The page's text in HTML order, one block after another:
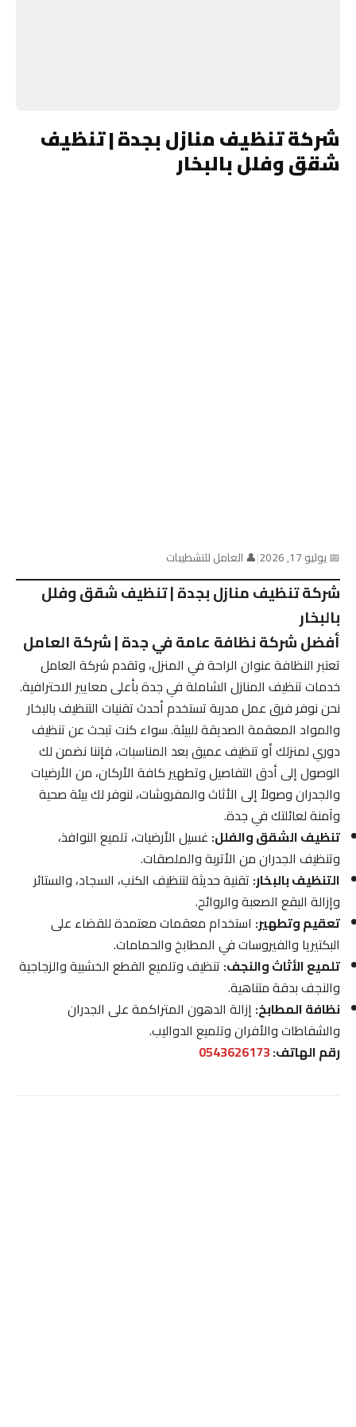
شركة تنظيف منازل بجدة | تنظيف
شقق وفلل بالبخار
📅 يوليو 17, 2026 |👤 العامل للتشطيبات
شركة تنظيف منازل بجدة | تنظيف شقق وفلل
بالبخار
أفضل شركة نظافة عامة في جدة | شركة العامل
تعتبر النظافة عنوان الراحة في المنزل، وتقدم شركة العامل
خدمات تنظيف المنازل الشاملة في جدة بأعلى معايير الاحترافية.
نحن نوفر فرق عمل مدربة تستخدم أحدث تقنيات التنظيف بالبخار
والمواد المعقمة الصديقة للبيئة. سواء كنت تبحث عن تنظيف
دوري لمنزلك أو تنظيف عميق بعد المناسبات، فإننا نضمن لك
الوصول إلى أدق التفاصيل وتطهير كافة الأركان، من الأرضيات
والجدران وصولاً إلى الأثاث والمفروشات، لنوفر لك بيئة صحية
وآمنة لعائلتك في جدة.
تنظيف الشقق والفلل:غسيل الأرضيات، تلميع النوافذ،
وتنظيف الجدران من الأتربة والملصقات.
التنظيف بالبخار:تقنية حديثة لتنظيف الكنب، السجاد، والستائر
وإزالة البقع الصعبة والروائح.
تعقيم وتطهير:استخدام معقمات معتمدة للقضاء على
البكتيريا والفيروسات في المطابخ والحمامات.
تلميع الأثاث والنجف:تنظيف وتلميع القطع الخشبية والزجاجية
والنجف بدقة متناهية.
نظافة المطابخ:إزالة الدهون المتراكمة على الجدران
والشفاطات والأفران وتلميع الدواليب.
رقم الهاتف:0543626173